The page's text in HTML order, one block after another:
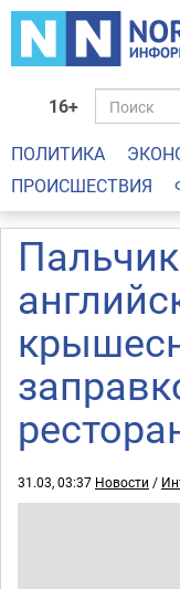
16+
ПОЛИТИКА
ПРОИСШЕСТВИЯ
31.03, 03:37 Новости /